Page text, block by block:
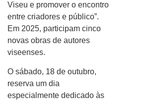
Viseu e promover o encontro
entre criadores e público”.
Em 2025, participam cinco
novas obras de autores
viseenses.
O sábado, 18 de outubro,
reserva um dia
especialmente dedicado às